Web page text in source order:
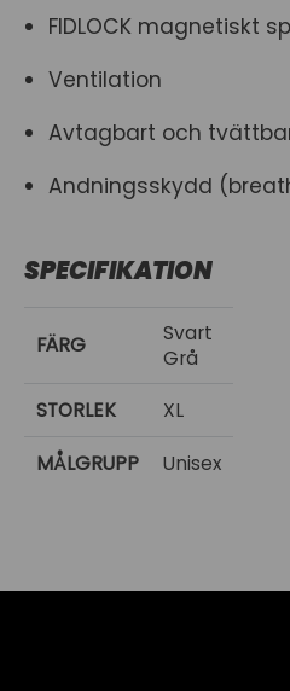
FIDLOCK magnetiskt
Ventilation
Avtagbart och
Andningsskydd
SPECIFIKATION
FÄRG
Svart
Grå
STORLEK XL
MÅLGRUPP Unisex